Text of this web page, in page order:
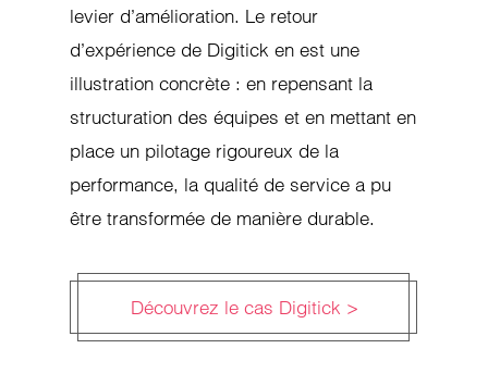
levier d’amélioration. Le retour
d’expérience de Digitick en est une
illustration concrète : en repensant la
structuration des équipes et en mettant en
place un pilotage rigoureux de la
performance, la qualité de service a pu
être transformée de manière durable.
Découvrez le cas Digitick >